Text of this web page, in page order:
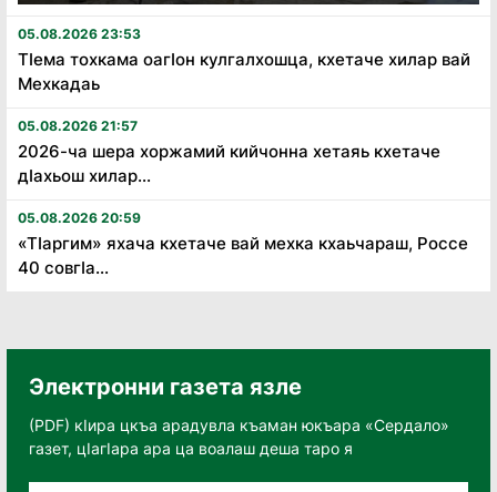
05.08.2026 23:53
Тӏема тохкама оагӏон кулгалхошца, кхетаче хилар вай
Мехкадаь
05.08.2026 21:57
2026-ча шера хоржамий кийчонна хетаяь кхетаче
дӏахьош хилар...
05.08.2026 20:59
«Тӏаргим» яхача кхетаче вай мехка кхаьчараш, Россе
40 совгӏа...
Электронни газета язле
(PDF) кӀира цкъа арадувла къаман юкъара «Сердало»
газет, цӀагӀара ара ца воалаш деша таро я